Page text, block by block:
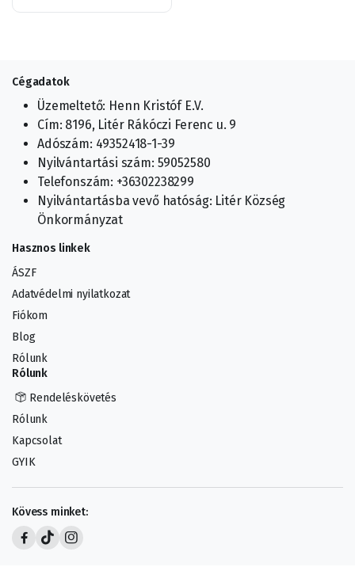
Cégadatok
Üzemeltető: Henn Kristóf E.V.
Cím: 8196, Litér Rákóczi Ferenc u. 9
Adószám: 49352418-1-39
Nyilvántartási szám: 59052580
Telefonszám: +36302238299
Nyilvántartásba vevő hatóság: Litér Község
Önkormányzat
Hasznos linkek
ÁSZF
Adatvédelmi nyilatkozat
Fiókom
Blog
Rólunk
Rólunk
Rendeléskövetés
Rólunk
Kapcsolat
GYIK
Kövess minket: